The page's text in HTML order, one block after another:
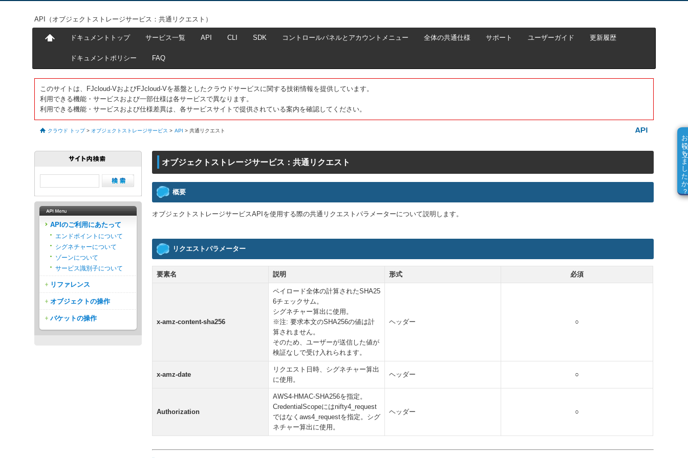
API（オブジェクトストレージサービス：共通リクエスト）
ドキュメントトップ サービス一覧 API CLI SDK コントロールパネルとアカウントメニュー 全体の共通仕様 サポート ユーザーガイド 更新履歴
ドキュメントポリシー FAQ
このサイトは、FJcloud-VおよびFJcloud-Vを基盤としたクラウドサービスに関する技術情報を提供しています。
利用できる機能・サービスおよび一部仕様は各サービスで異なります。
利用できる機能・サービスおよび仕様差異は、各サービスサイトで提供されている案内を確認してください。
クラウド トップ > オブジェクトストレージサービス > API > 共通リクエスト
オブジェクトストレージサービス：共通リクエスト
概要
オブジェクトストレージサービスAPIを使用する際の共通リクエストパラメーターについて説明します。
リクエストパラメーター
要素名 説明 形式 必須
x-amz-content-sha256
ペイロード全体の計算されたSHA25
6チェックサム。
シグネチャー算出に使用。
※注: 要求本文のSHA256の値は計
算されません。
そのため、ユーザーが送信した値が
検証なしで受け入れられます。
ヘッダー ○
x-amz-date
リクエスト日時、シグネチャー算出
に使用。
ヘッダー ○
Authorization
AWS4-HMAC-SHA256を指定。
CredentialScopeにはnifty4_request
ではなくaws4_requestを指定。シグ
ネチャー算出に使用。
ヘッダー ○
お役に立
APIのご利用にあたって
エンドポイントについて
シグネチャーについて
ゾーンについて
サービス識別子について
リファレンス
オブジェクトの操作
バケットの操作